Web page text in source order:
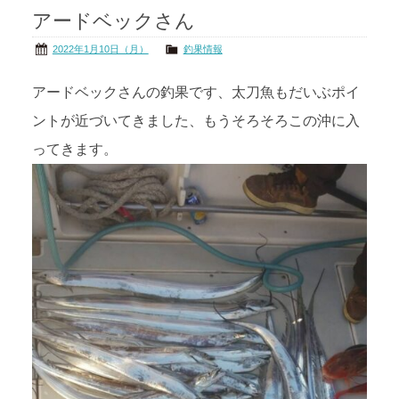
茨城の海
会社概要 リンク
アードベックさん
2022年1月10日（月） 釣果情報
アードベックさんの釣果です、太刀魚もだいぶポイ
ントが近づいてきました、もうそろそろこの沖に入
ってきます。